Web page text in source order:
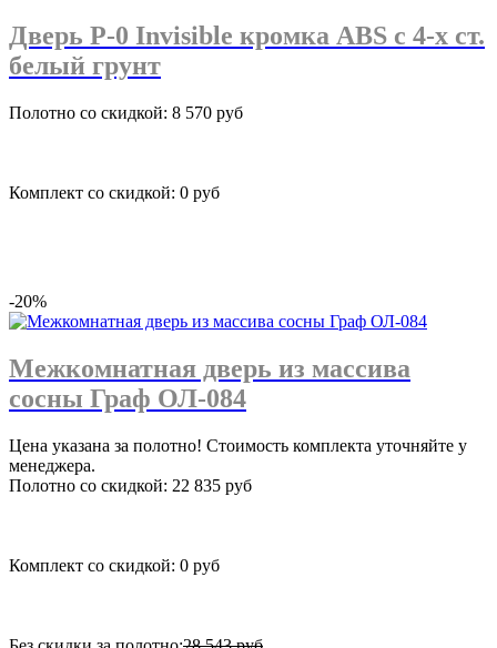
Дверь P-0 Invisible кромка ABS c 4-х ст.
белый грунт
Полотно со скидкой: 8 570 руб
Комплект со скидкой: 0 руб
-20%
Межкомнатная дверь из массива
сосны Граф ОЛ-084
Цена указана за полотно! Стоимость комплекта уточняйте у
менеджера.
Полотно со скидкой: 22 835 руб
Комплект со скидкой: 0 руб